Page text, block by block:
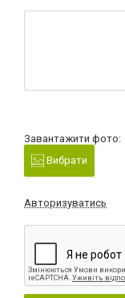
Завантажити фото:
Вибрати
Авторизуватись